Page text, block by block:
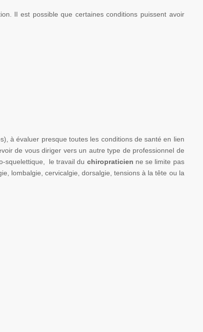
Il est possible que certaines conditions puissent avoir
à évaluer presque toutes les conditions de santé en lien
de vous diriger vers un autre type de professionnel de
squelettique, le travail du chiropraticien ne se limite pas
lombalgie, cervicalgie, dorsalgie, tensions à la tête ou la